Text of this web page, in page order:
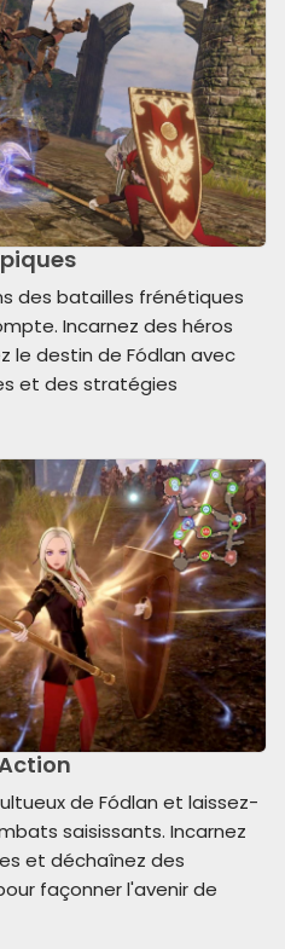
des batailles frénétiques
Incarnez des héros
le destin de Fódlan avec
et des stratégies
de Fódlan et laissez-
saisissants. Incarnez
et déchaînez des
façonner l'avenir de